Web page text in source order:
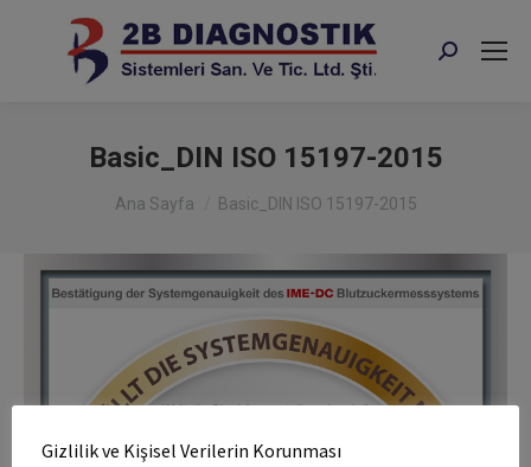
Search:
Basic_DIN ISO 15197-2015
You are here:
Ana Sayfa Basic_DIN ISO 15197-2015
Gizlilik ve Kişisel Verilerin Korunması